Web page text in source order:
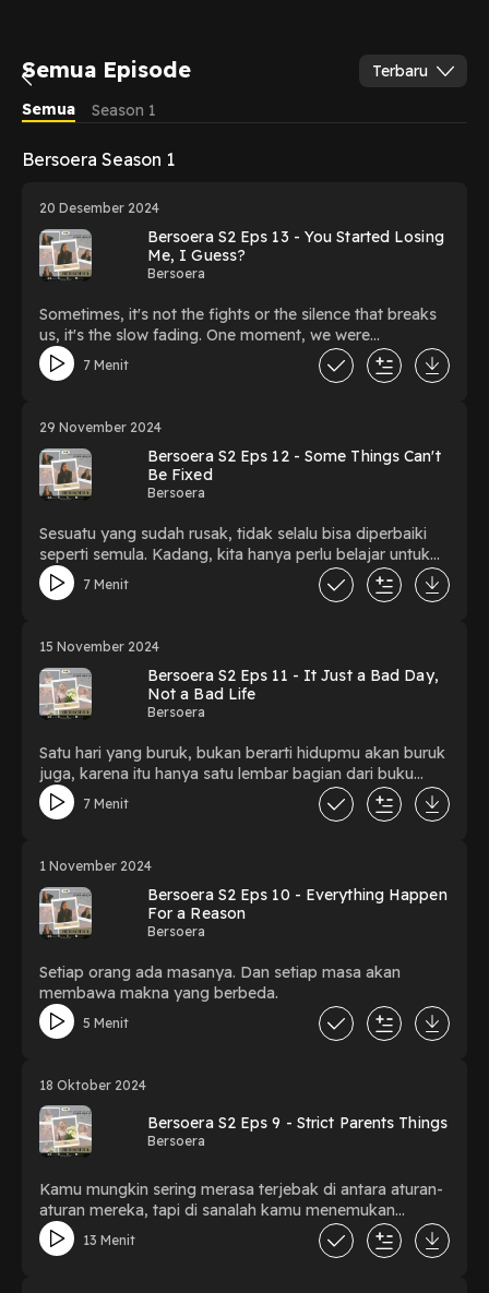
Semua Episode
Terbaru
Semua
Season 1
Bersoera Season 1
20 Desember 2024
Bersoera S2 Eps 13 - You Started Losing
Me, I Guess?
Bersoera
Sometimes, it's not the fights or the silence that breaks
us, it's the slow fading. One moment, we were
everything to each other, and now, we're strangers with
shared memories. How do you hold on when the bond
letting go is the only way forward.
7 Menit
29 November 2024
Bersoera S2 Eps 12 - Some Things Can't
Be Fixed
Bersoera
Sesuatu yang sudah rusak, tidak selalu bisa diperbaiki
seperti semula. Kadang, kita hanya perlu belajar untuk
merelakan.7 Menit
15 November 2024
Bersoera S2 Eps 11 - It Just a Bad Day,
Not a Bad Life
Bersoera
Satu hari yang buruk, bukan berarti hidupmu akan buruk
juga, karena itu hanya satu lembar bagian dari buku
kehidupanmu.
7 Menit
1 November 2024
Bersoera S2 Eps 10 - Everything Happen
For a Reason
Bersoera
Setiap orang ada masanya. Dan setiap masa akan
membawa makna yang berbeda.
5 Menit
18 Oktober 2024
Bersoera S2 Eps 9 - Strict Parents Things
Bersoera
Kamu mungkin sering merasa terjebak di antara aturan-
aturan mereka, tapi di sanalah kamu menemukan
kekuatan yang bahkan mereka sendiri tak sadari.
13 Menit